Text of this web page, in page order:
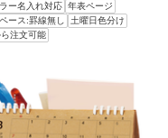
ー名入れ対応 年表ページ
ース:罫線無し
土曜日色分け
注文可能